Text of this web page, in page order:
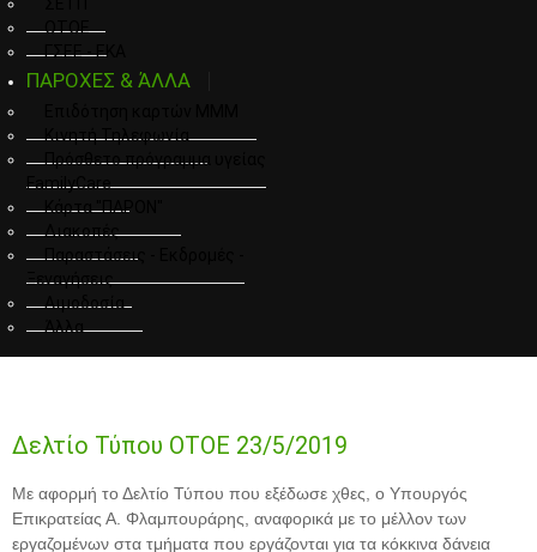
ΟΤΟΕ
ΓΣΕΕ - ΕΚΑ
ΠΑΡΟΧΕΣ & ΆΛΛΑ
Κινητή Τηλεφωνία
Πρόσθετο πρόγραμμα υγείας
FamilyCare
Κάρτα "ΠΑΡΟΝ"
Διακοπές
Παραστάσεις - Εκδρομές -
Ξεναγήσεις
Αιμοδοσία
Άλλα
Δελτίο Τύπου ΟΤΟΕ 23/5/2019
Με αφορμή το Δελτίο Τύπου που εξέδωσε χθες, ο Υπουργός
Επικρατείας Α. Φλαμπουράρης, αναφορικά με το μέλλον των
εργαζομένων στα τμήματα που εργάζονται για τα κόκκινα δάνεια